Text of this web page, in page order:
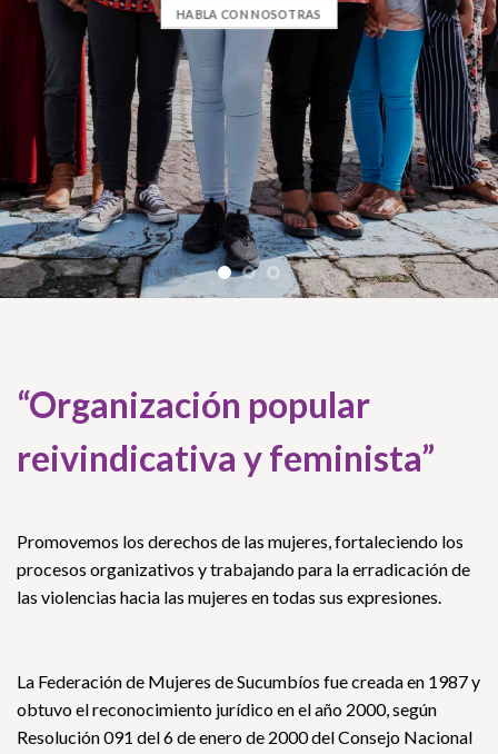
HABLA CON NOSOTRAS
“Organización popular
reivindicativa y feminista”
Promovemos los derechos de las mujeres, fortaleciendo los
procesos organizativos y trabajando para la erradicación de
las violencias hacia las mujeres en todas sus expresiones.
La Federación de Mujeres de Sucumbíos fue creada en 1987 y
obtuvo el reconocimiento jurídico en el año 2000, según
Resolución 091 del 6 de enero de 2000 del Consejo Nacional